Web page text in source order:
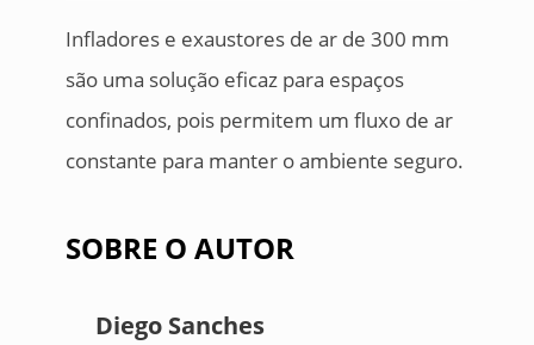
Infladores e exaustores de ar de 300 mm
são uma solução eficaz para espaços
confinados, pois permitem um fluxo de ar
constante para manter o ambiente seguro.
SOBRE O AUTOR
Diego Sanches